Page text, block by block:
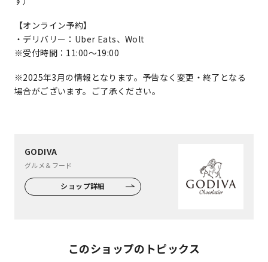
【オンライン予約】
・デリバリー：Uber Eats、Wolt
※受付時間：11:00～19:00
※2025年3月の情報となります。予告なく変更・終了となる
場合がございます。ご了承ください。
GODIVA
グルメ＆フード
ショップ詳細
このショップのトピックス